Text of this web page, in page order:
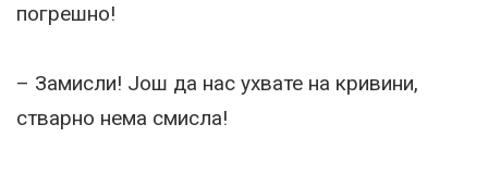
погрешно!
– Замисли! Још да нас ухвате на кривини,
стварно нема смисла!